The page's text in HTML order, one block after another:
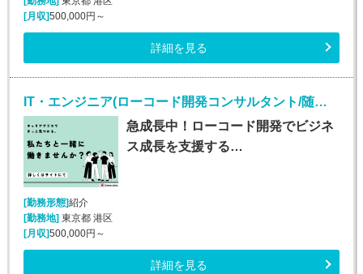
[月収]500,000円～
詳細を見る
IT・エンジニア(ローコード開発コンサルタント/随時入社/正社員)
急成長中！ローコード開発でビジネ
ス成長を支援する…
[勤務形態]紹介
[勤務地]東京都 港区
[月収]500,000円～
詳細を見る